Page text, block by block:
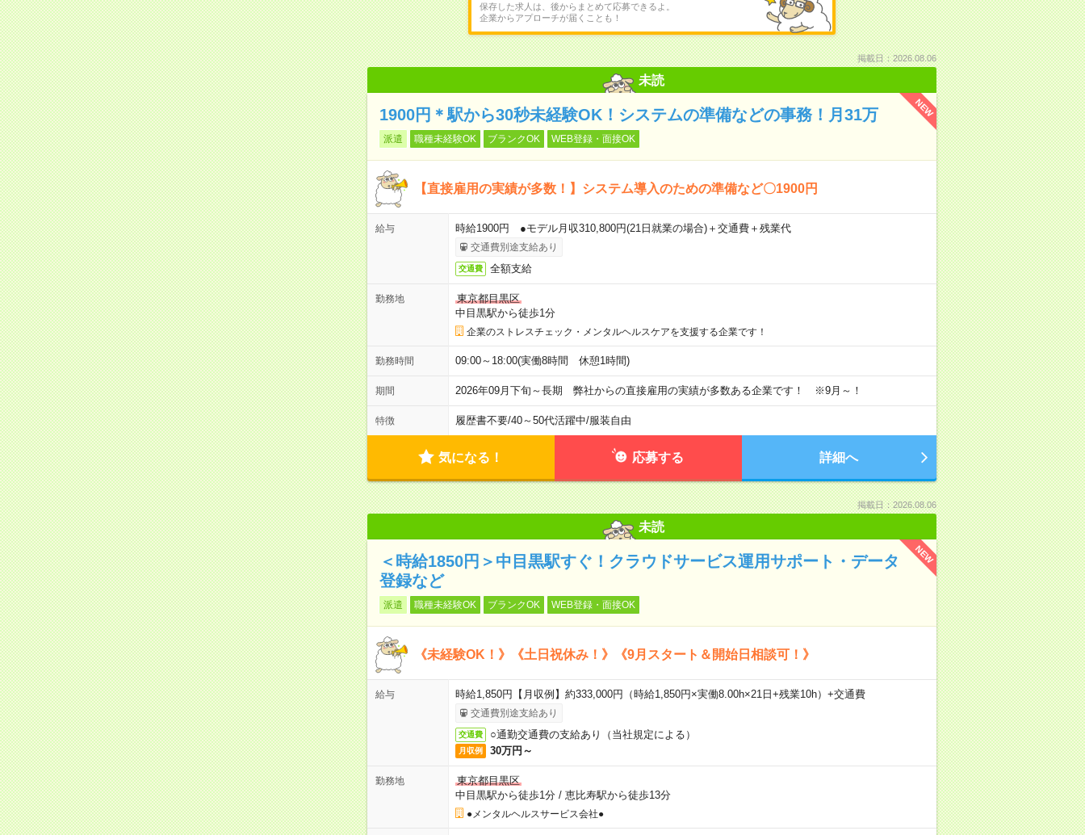
保存した求人は、後からまとめて応募できるよ。
企業からアプローチが届くことも！
掲載日：2026.08.06
未読
NEW
1900円＊駅から30秒未経験OK！システムの準備などの事務！月31万
派遣 職種未経験OK ブランクOK WEB登録・面接OK
【直接雇用の実績が多数！】システム導入のための準備など〇1900円
給与 時給1900円 ●モデル月収310,800円(21日就業の場合)＋交通費＋残業代
交通費別途支給あり
交通費 全額支給
勤務地
東京都目黒区
中目黒駅から徒歩1分
企業のストレスチェック・メンタルヘルスケアを支援する企業です！
勤務時間 09:00～18:00(実働8時間 休憩1時間)
期間 2026年09月下旬～長期 弊社からの直接雇用の実績が多数ある企業です！ ※9月～！
特徴 履歴書不要/40～50代活躍中/服装自由
気になる！ 応募する 詳細へ
掲載日：2026.08.06
未読
NEW
＜時給1850円＞中目黒駅すぐ！クラウドサービス運用サポート・データ
登録など
派遣 職種未経験OK ブランクOK WEB登録・面接OK
《未経験OK！》《土日祝休み！》《9月スタート＆開始日相談可！》
給与 時給1,850円【月収例】約333,000円（時給1,850円×実働8.00h×21日+残業10h）+交通費
交通費別途支給あり
交通費 ○通勤交通費の支給あり（当社規定による）
月収例 30万円～
勤務地
東京都目黒区
中目黒駅から徒歩1分/ 恵比寿駅から徒歩13分
●メンタルヘルスサービス会社●